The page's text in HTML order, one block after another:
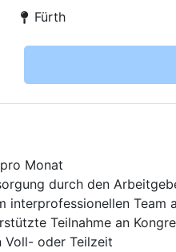
Fürth
Monat
durch den
interprofessionellen Team
Teilnahme an
Voll- oder Teilzeit